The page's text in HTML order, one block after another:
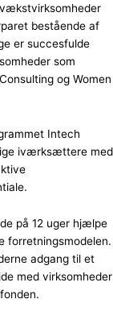
bestående af
er succesfulde
som
og Women
Intech
iværksættere med
på 12 uger hjælpe
forretningsmodelen.
adgang til et
med virksomheder